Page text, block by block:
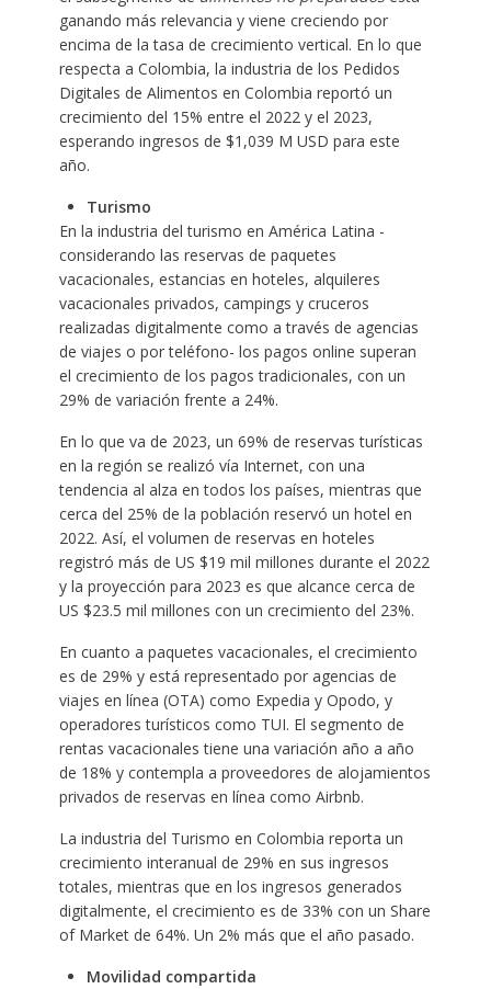
ganando más relevancia y viene creciendo por
encima de la tasa de crecimiento vertical. En lo que
respecta a Colombia, la industria de los Pedidos
Digitales de Alimentos en Colombia reportó un
crecimiento del 15% entre el 2022 y el 2023,
esperando ingresos de $1,039 M USD para este
año.
Turismo
En la industria del turismo en América Latina -
considerando las reservas de paquetes
vacacionales, estancias en hoteles, alquileres
vacacionales privados, campings y cruceros
realizadas digitalmente como a través de agencias
de viajes o por teléfono- los pagos online superan
el crecimiento de los pagos tradicionales, con un
29% de variación frente a 24%.
En lo que va de 2023, un 69% de reservas turísticas
en la región se realizó vía Internet, con una
tendencia al alza en todos los países, mientras que
cerca del 25% de la población reservó un hotel en
2022. Así, el volumen de reservas en hoteles
registró más de US $19 mil millones durante el 2022
y la proyección para 2023 es que alcance cerca de
US $23.5 mil millones con un crecimiento del 23%.
En cuanto a paquetes vacacionales, el crecimiento
es de 29% y está representado por agencias de
viajes en línea (OTA) como Expedia y Opodo, y
operadores turísticos como TUI. El segmento de
rentas vacacionales tiene una variación año a año
de 18% y contempla a proveedores de alojamientos
privados de reservas en línea como Airbnb.
La industria del Turismo en Colombia reporta un
crecimiento interanual de 29% en sus ingresos
totales, mientras que en los ingresos generados
digitalmente, el crecimiento es de 33% con un Share
of Market de 64%. Un 2% más que el año pasado.
Movilidad compartida